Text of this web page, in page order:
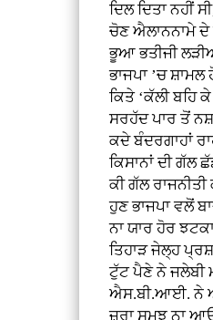
ਦਿਲ ਦਿਤਾ ਨਹੀਂ
ਚੋਣ ਐਲਾਨਨਾਮੇ
ਭੂਆ ਭਤੀਜੀ
ਭਾਜਪਾ ’ਚ
ਕਿਤੇ ‘ਕੱਲੀ ਬਹਿ
ਸਰਹੱਦ ਪਾਰ ਤੋਂ
ਕਦੇ ਬੰਦਰਗਾਹਾਂ
ਕਿਸਾਨਾਂ ਦੀ ਗੱਲ
ਕੀ ਗੱਲ
ਹੁਣ ਭਾਜਪਾ ਵਲੋਂ
ਨਾ ਯਾਰ ਹੋਰ
ਤਿਹਾੜ ਜੇਲ੍ਹ
ਟੁੱਟ ਪੈਣੇ ਨੇ ਜਲੇਬੀ
ਐਸ.ਬੀ.ਆਈ. ਨੇ
ਜ਼ਰਾ ਸਮਝ ਨਾ